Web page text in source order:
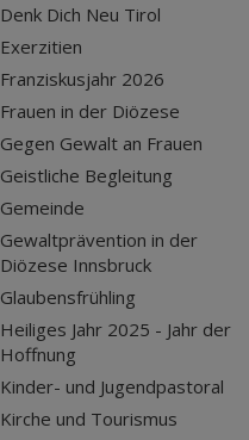
Denk Dich Neu Tirol
Exerzitien
Franziskusjahr 2026
Frauen in der Diözese
Gegen Gewalt an Frauen
Geistliche Begleitung
Gemeinde
Gewaltprävention in der
Diözese Innsbruck
Glaubensfrühling
Heiliges Jahr 2025 - Jahr der
Hoffnung
Kinder- und Jugendpastoral
Kirche und Tourismus